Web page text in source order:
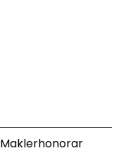
Maklerhonorar